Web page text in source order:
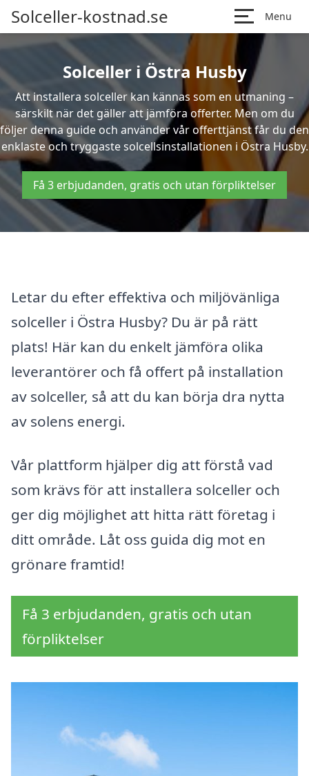
Solceller-kostnad.se Menu
Solceller i Östra Husby
Att installera solceller kan kännas som en utmaning –
särskilt när det gäller att jämföra offerter. Men om du
följer denna guide och använder vår offerttjänst får du den
enklaste och tryggaste solcellsinstallationen i Östra Husby.
Få 3 erbjudanden, gratis och utan förpliktelser
Letar du efter effektiva och miljövänliga
solceller i Östra Husby? Du är på rätt
plats! Här kan du enkelt jämföra olika
leverantörer och få offert på installation
av solceller, så att du kan börja dra nytta
av solens energi.
Vår plattform hjälper dig att förstå vad
som krävs för att installera solceller och
ger dig möjlighet att hitta rätt företag i
ditt område. Låt oss guida dig mot en
grönare framtid!
Få 3 erbjudanden, gratis och utan
förpliktelser